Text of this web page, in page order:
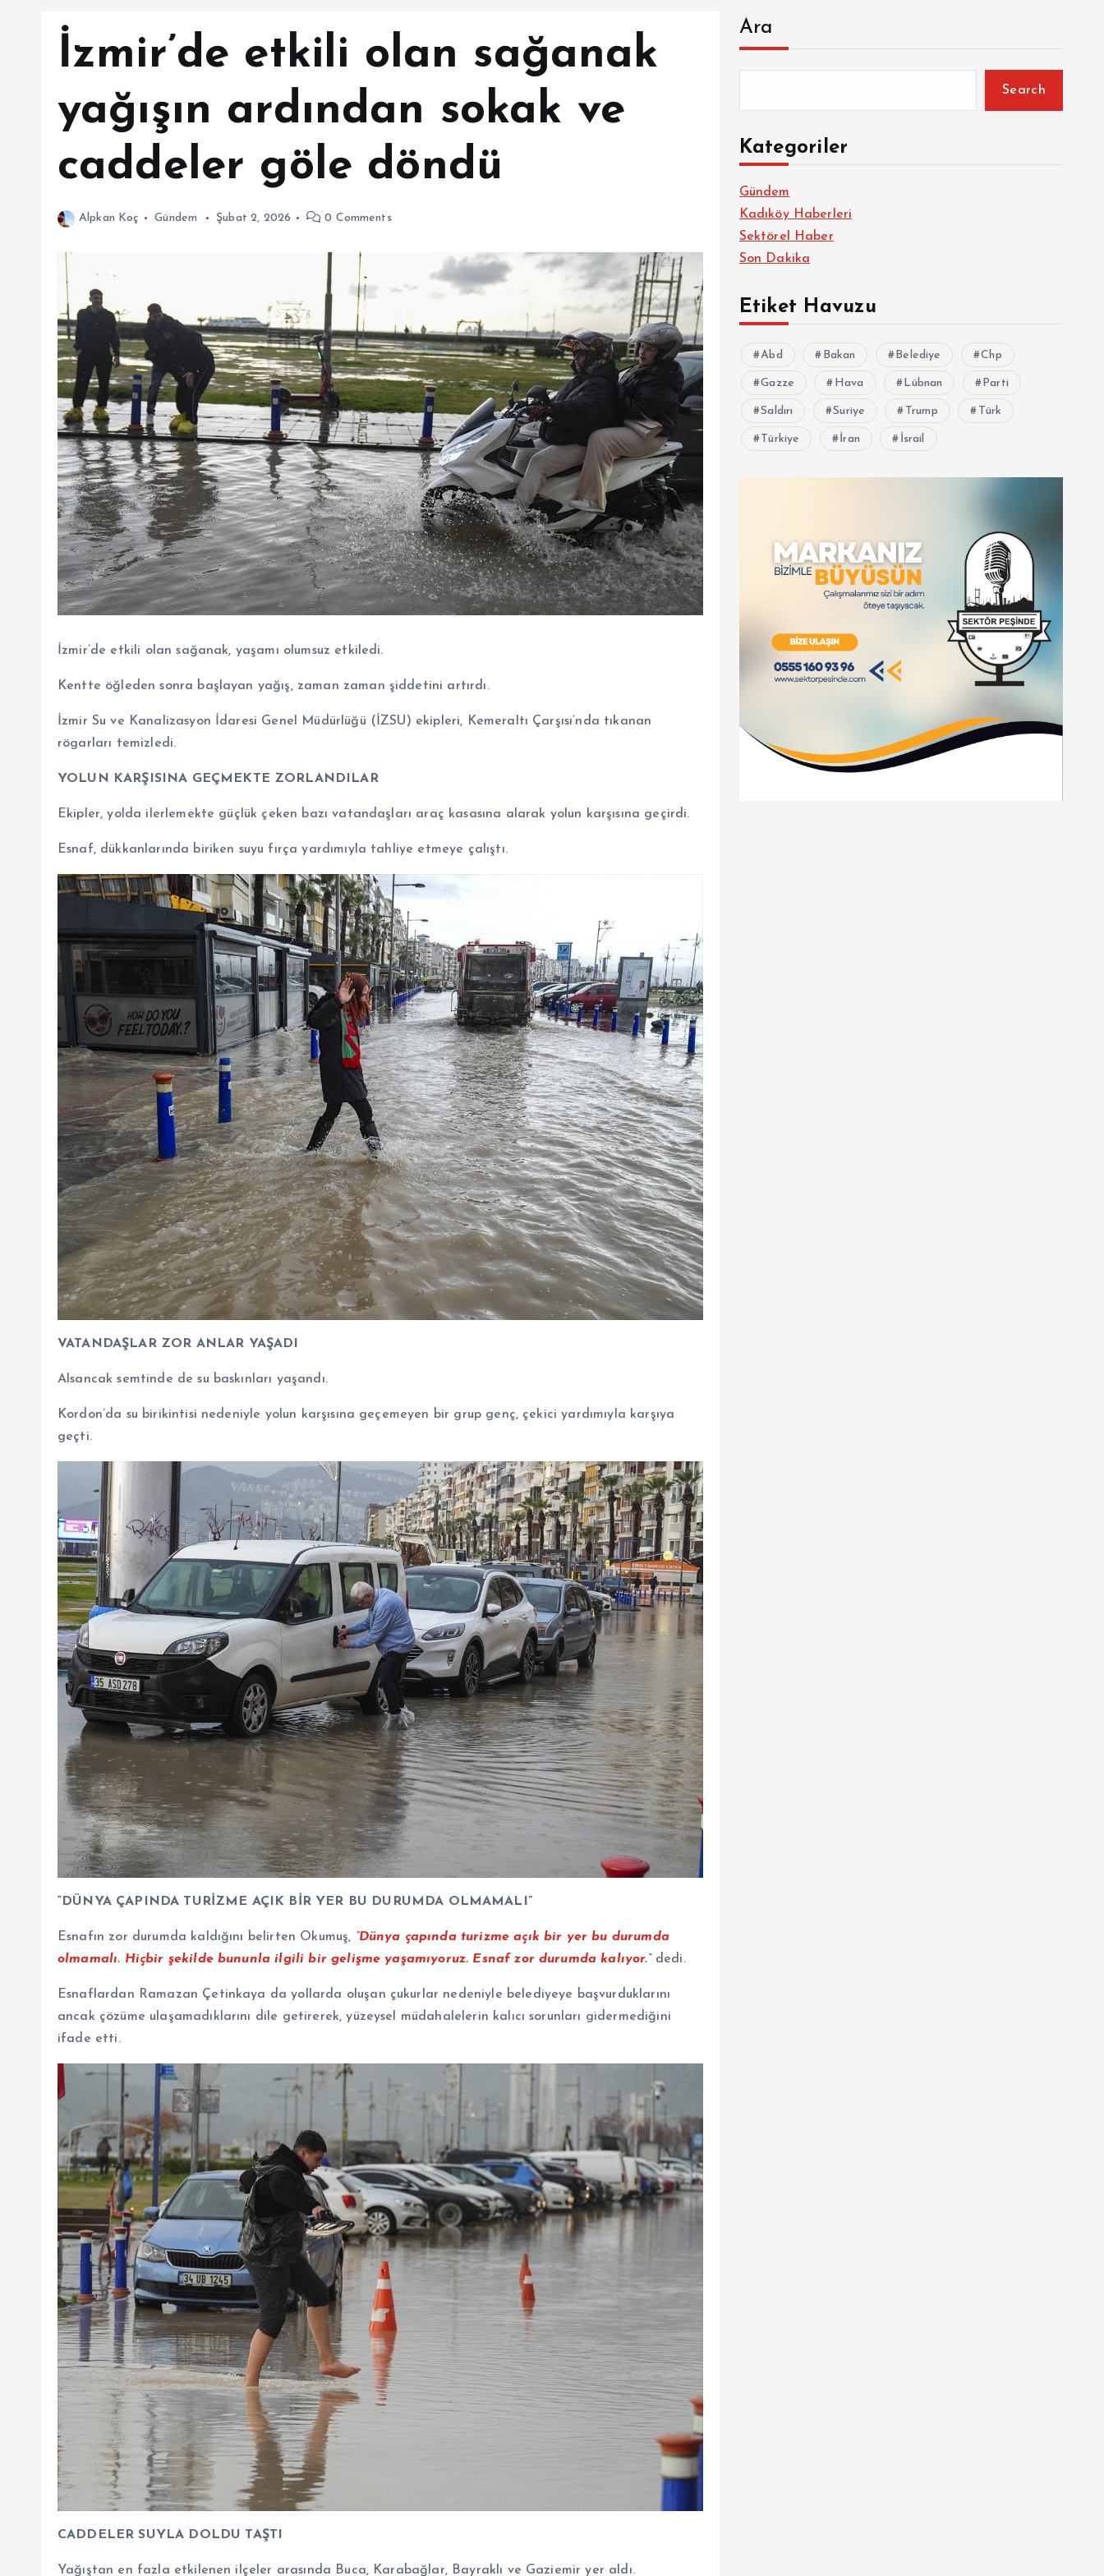
İzmir’de etkili olan sağanak
yağışın ardından sokak ve
caddeler göle döndü
Alpkan Koç Gündem Şubat 2, 2026 0 Comments
İzmir’de etkili olan sağanak, yaşamı olumsuz etkiledi.
Kentte öğleden sonra başlayan yağış, zaman zaman şiddetini artırdı.
İzmir Su ve Kanalizasyon İdaresi Genel Müdürlüğü (İZSU) ekipleri, Kemeraltı Çarşısı’nda tıkanan
rögarları temizledi.
YOLUN KARŞISINA GEÇMEKTE ZORLANDILAR
Ekipler, yolda ilerlemekte güçlük çeken bazı vatandaşları araç kasasına alarak yolun karşısına geçirdi.
Esnaf, dükkanlarında biriken suyu fırça yardımıyla tahliye etmeye çalıştı.
VATANDAŞLAR ZOR ANLAR YAŞADI
Alsancak semtinde de su baskınları yaşandı.
Kordon’da su birikintisi nedeniyle yolun karşısına geçemeyen bir grup genç, çekici yardımıyla karşıya
geçti.
“DÜNYA ÇAPINDA TURİZME AÇIK BİR YER BU DURUMDA OLMAMALI”
Esnafın zor durumda kaldığını belirten Okumuş, “Dünya çapında turizme açık bir yer bu durumda
olmamalı. Hiçbir şekilde bununla ilgili bir gelişme yaşamıyoruz. Esnaf zor durumda kalıyor.”dedi.
Esnaflardan Ramazan Çetinkaya da yollarda oluşan çukurlar nedeniyle belediyeye başvurduklarını
ancak çözüme ulaşamadıklarını dile getirerek, yüzeysel müdahalelerin kalıcı sorunları gidermediğini
ifade etti.
CADDELER SUYLA DOLDU TAŞTI
Yağıştan en fazla etkilenen ilçeler arasında Buca, Karabağlar, Bayraklı ve Gaziemir yer aldı.
Ara
Search
Kategoriler
Gündem
Kadıköy Haberleri
Sektörel Haber
Son Dakika
Etiket Havuzu
Abd Bakan Belediye Chp
Gazze Hava Lübnan Parti
Saldırı Suriye Trump Türk
Türkiye İran İsrail